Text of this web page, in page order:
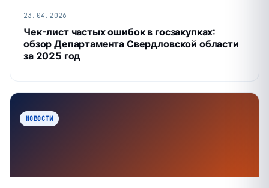
23.04.2026
Чек-лист частых ошибок в госзакупках:
обзор Департамента Свердловской области
за 2025 год
НОВОСТИ